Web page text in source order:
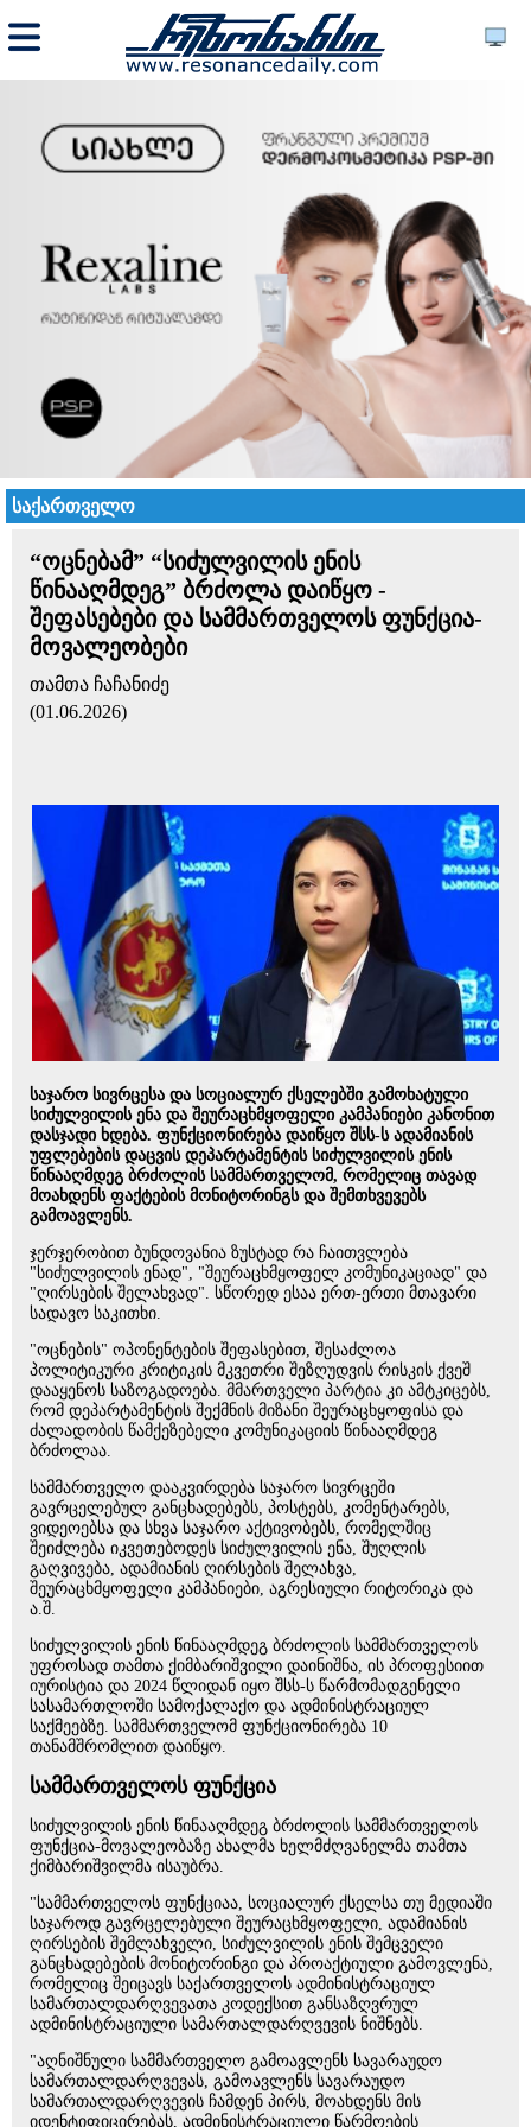
საქართველო
“ოცნებამ” “სიძულვილის ენის
წინააღმდეგ” ბრძოლა დაიწყო -
შეფასებები და სამმართველოს ფუნქცია-
მოვალეობები
თამთა ჩაჩანიძე
(01.06.2026)
საჯარო სივრცესა და სოციალურ ქსელებში გამოხატული
სიძულვილის ენა და შეურაცხმყოფელი კამპანიები კანონით
დასჯადი ხდება. ფუნქციონირება დაიწყო შსს-ს ადამიანის
უფლებების დაცვის დეპარტამენტის სიძულვილის ენის
წინააღმდეგ ბრძოლის სამმართველომ, რომელიც თავად
მოახდენს ფაქტების მონიტორინგს და შემთხვევებს
გამოავლენს.
ჯერჯერობით ბუნდოვანია ზუსტად რა ჩაითვლება
"სიძულვილის ენად", "შეურაცხმყოფელ კომუნიკაციად" და
"ღირსების შელახვად". სწორედ ესაა ერთ-ერთი მთავარი
სადავო საკითხი.
"ოცნების" ოპონენტების შეფასებით, შესაძლოა
პოლიტიკური კრიტიკის მკვეთრი შეზღუდვის რისკის ქვეშ
დააყენოს საზოგადოება. მმართველი პარტია კი ამტკიცებს,
რომ დეპარტამენტის შექმნის მიზანი შეურაცხყოფისა და
ძალადობის წამქეზებელი კომუნიკაციის წინააღმდეგ
ბრძოლაა.
სამმართველო დააკვირდება საჯარო სივრცეში
გავრცელებულ განცხადებებს, პოსტებს, კომენტარებს,
ვიდეოებსა და სხვა საჯარო აქტივობებს, რომელშიც
შეიძლება იკვეთებოდეს სიძულვილის ენა, შუღლის
გაღვივება, ადამიანის ღირსების შელახვა,
შეურაცხმყოფელი კამპანიები, აგრესიული რიტორიკა და
ა.შ.
სიძულვილის ენის წინააღმდეგ ბრძოლის სამმართველოს
უფროსად თამთა ქიმბარიშვილი დაინიშნა, ის პროფესიით
იურისტია და 2024 წლიდან იყო შსს-ს წარმომადგენელი
სასამართლოში სამოქალაქო და ადმინისტრაციულ
საქმეებზე. სამმართველომ ფუნქციონირება 10
თანამშრომლით დაიწყო.
სამმართველოს ფუნქცია
სიძულვილის ენის წინააღმდეგ ბრძოლის სამმართველოს
ფუნქცია-მოვალეობაზე ახალმა ხელმძღვანელმა თამთა
ქიმბარიშვილმა ისაუბრა.
"სამმართველოს ფუნქციაა, სოციალურ ქსელსა თუ მედიაში
საჯაროდ გავრცელებული შეურაცხმყოფელი, ადამიანის
ღირსების შემლახველი, სიძულვილის ენის შემცველი
განცხადებების მონიტორინგი და პროაქტიული გამოვლენა,
რომელიც შეიცავს საქართველოს ადმინისტრაციულ
სამართალდარღვევათა კოდექსით განსაზღვრულ
ადმინისტრაციული სამართალდარღვევის ნიშნებს.
"აღნიშნული სამმართველო გამოავლენს სავარაუდო
სამართალდარღვევას, გამოავლენს სავარაუდო
სამართალდარღვევის ჩამდენ პირს, მოახდენს მის
იდენტიფიცირებას, ადმინისტრაციული წარმოების